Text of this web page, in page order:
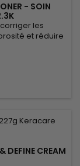
- SOIN
les
et réduire
la casse. Il
les traitements
apportant du
DEFINE CREAM